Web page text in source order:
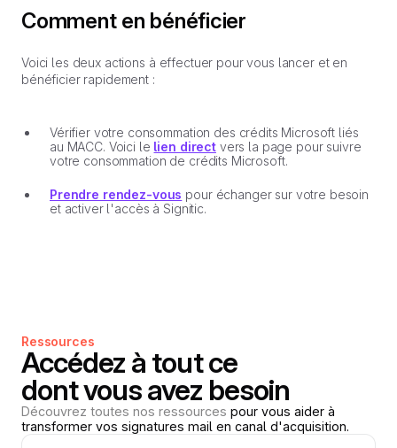
Comment en bénéficier
Voici les deux actions à effectuer pour vous lancer et en
bénéficier rapidement :
Vérifier votre consommation des crédits Microsoft liés
au MACC. Voici le lien directvers la page pour suivre
votre consommation de crédits Microsoft.
Prendre rendez-vous pour échanger sur votre besoin
et activer l'accès à Signitic.
Ressources
Accédez à tout ce
dont vous avez besoin
Découvrez toutes nos ressources pour vous aider à
transformer vos signatures mail en canal d'acquisition.